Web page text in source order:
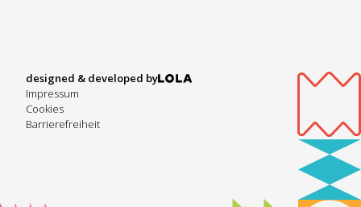
designed & developed by
Impressum
Cookies
Barrierefreiheit